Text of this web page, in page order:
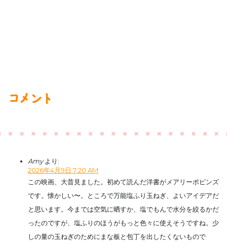
コメント
Amy より:
2026年4月9日 7:20 AM
この映画、大昔見ました。初めて読んだ洋書がメアリーポピンズ
です。懐かしい〜。ところで万能塩ふり玉ねぎ、よいアイデアだ
と思います。今までは空気に晒すか、塩でもんで水分を絞るかだ
ったのですが、塩ふりのほうがもっと色々に使えそうですね。少
しの量の玉ねぎのためにまな板と包丁を出したくないもので